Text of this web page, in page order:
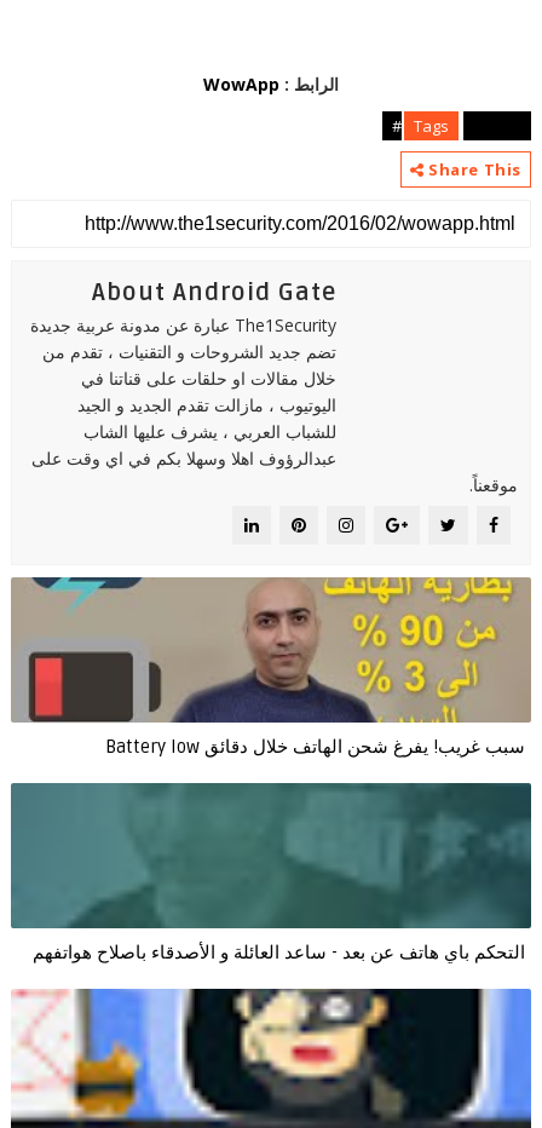
الرابط : WowApp
Tags
Share This
About Android Gate
The1Security عبارة عن مدونة عربية جديدة
تضم جديد الشروحات و التقنيات ، تقدم من
خلال مقالات او حلقات على قناتنا في
اليوتيوب ، مازالت تقدم الجديد و الجيد
للشباب العربي ، يشرف عليها الشاب
عبدالرؤوف اهلا وسهلا بكم في اي وقت على
موقعناً.
سبب غريب! يفرغ شحن الهاتف خلال دقائق Battery low
التحكم باي هاتف عن بعد - ساعد العائلة و الأصدقاء باصلاح هواتفهم